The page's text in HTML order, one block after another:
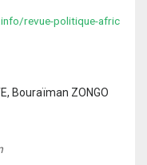
revue-politique-afric
Bouraïman ZONGO